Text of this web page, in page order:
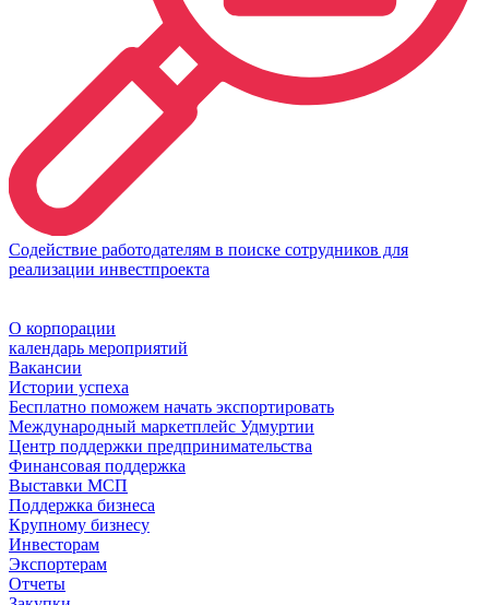
Содействие работодателям в поиске сотрудников для
реализации инвестпроекта
О корпорации
календарь мероприятий
Вакансии
Истории успеха
Бесплатно поможем начать экспортировать
Международный маркетплейс Удмуртии
Центр поддержки предпринимательства
Финансовая поддержка
Выставки МСП
Поддержка бизнеса
Крупному бизнесу
Инвесторам
Экспортерам
Отчеты